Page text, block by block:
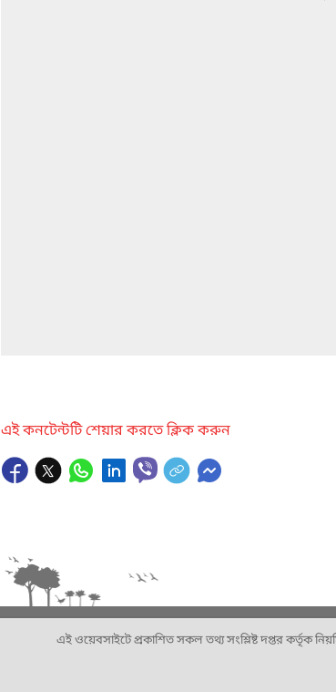
এই কনটেন্টটি শেয়ার করতে ক্লিক করুন
এই ওয়েবসাইটে প্রকাশিত সকল তথ্য সংশ্লিষ্ট দপ্তর কর্তৃক